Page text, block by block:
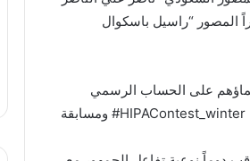
المصور “راسيل باسكوال
على الحساب الرسمي
للجائزة على انستغرام HIPAae، وقد شَهِدَت مسابقة شهر ديسمبر استخدام الوسم HIPAContest_winter# ومسابقة